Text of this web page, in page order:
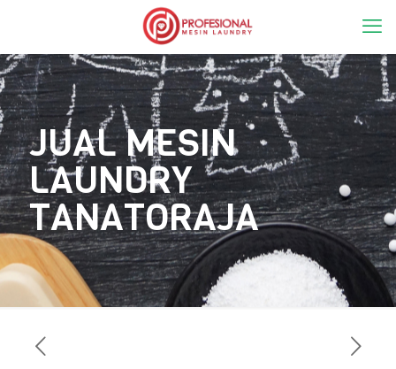
JUAL MESIN
LAUNDRY
TANATORAJA